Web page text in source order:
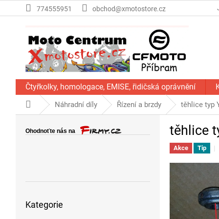
na
774555951 obchod@xmotostore.cz
Čtyřkolky, homologace, EMISE, řidičská oprávnění
Domů Náhradní díly Řízení a brzdy těhlice typ
kategorie
Kategorie
těhlice
Akce Tip